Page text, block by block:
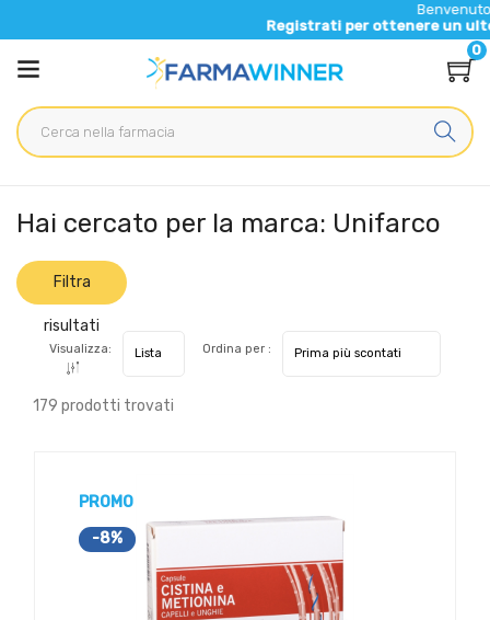
Benvenuto nel nuovo
Registrati per ottenere un ulteriore 5%
0
Home Marche parafarmaci Unifarco
Hai cercato per la marca: Unifarco
Filtra
risultati
179 prodotti trovati
Visualizza: Ordina per :
PROMO
-8%